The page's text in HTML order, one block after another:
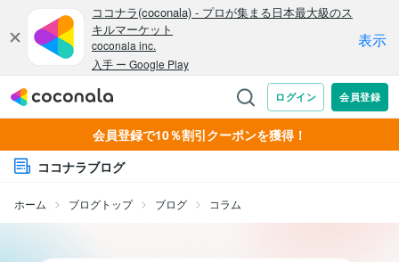
会員登録で10％割引クーポンを獲得！
ココナラブログ
ホーム ブログトップ ブログ コラム